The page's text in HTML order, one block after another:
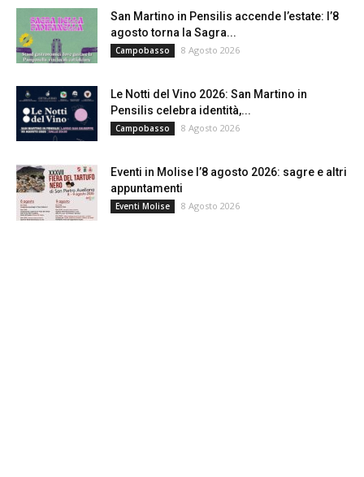
San Martino in Pensilis accende l’estate: l’8
agosto torna la Sagra...
Campobasso 8 Agosto 2026
Le Notti del Vino 2026: San Martino in
Pensilis celebra identità,...
Campobasso 8 Agosto 2026
Eventi in Molise l’8 agosto 2026: sagre e altri
appuntamenti
Eventi Molise 8 Agosto 2026